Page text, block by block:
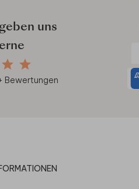
uns
Bewertungen